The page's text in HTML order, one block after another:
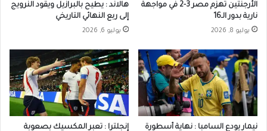
الأرجنتين تهزم مصر 3-2 في مواجهة
نارية بدور الـ16
يوليو 8, 2026
هالاند : يطيح بالبرازيل ويقود النرويج
إلى ربع النهائي التاريخي
يوليو 6, 2026
نيمار يودع السامبا : نهاية أسطورة
إنجلترا : تعبر المكسيك بصعوبة